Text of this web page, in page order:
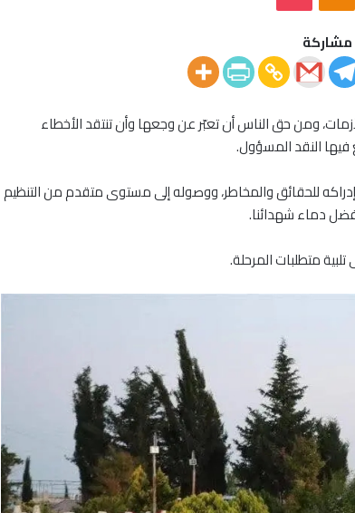
مشاركة
ومن حق الناس أن تعبّر عن وجعها وأن تنتقد الأخطاء
فيها النقد المسؤول.
للحقائق والمخاطر، ووصوله إلى مستوى متقدم من التنظيم
دماء شهدائنا.
متطلبات المرحلة.